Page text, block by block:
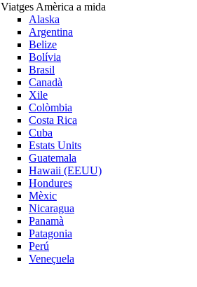
Viatges Amèrica a mida
Alaska
Argentina
Belize
Bolívia
Brasil
Canadà
Xile
Colòmbia
Costa Rica
Cuba
Estats Units
Guatemala
Hawaii (EEUU)
Hondures
Mèxic
Nicaragua
Panamà
Patagonia
Perú
Veneçuela